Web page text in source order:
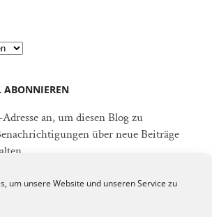
um unsere Website und unseren Service zu
ABONNIEREN
an, um diesen Blog zu
über neue Beiträge